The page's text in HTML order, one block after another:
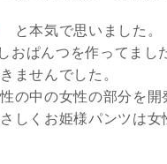
と本気で思いました。
おぱんつを作ってまし
ませんでした。
の中の女性の部分を開
しくお姫様パンツは女